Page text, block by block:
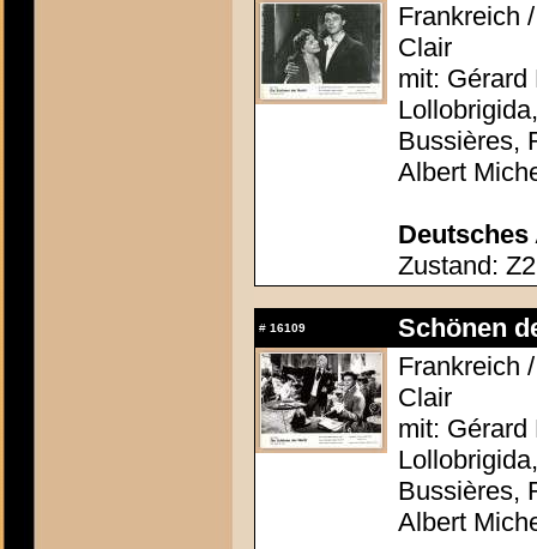
Frankreich
Clair
mit: Gérard
Bussières,
Albert
Deutsches
Zustand: Z2
# 16109
Schönen
Frankreich
Clair
mit: Gérard
Bussières,
Albert